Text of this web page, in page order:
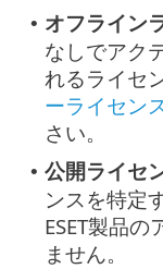
• オフライン
なしでアク
れるライセ
ーライセン
さい。
• 公開ライセ
ンスを特定
ESET製品
ません。